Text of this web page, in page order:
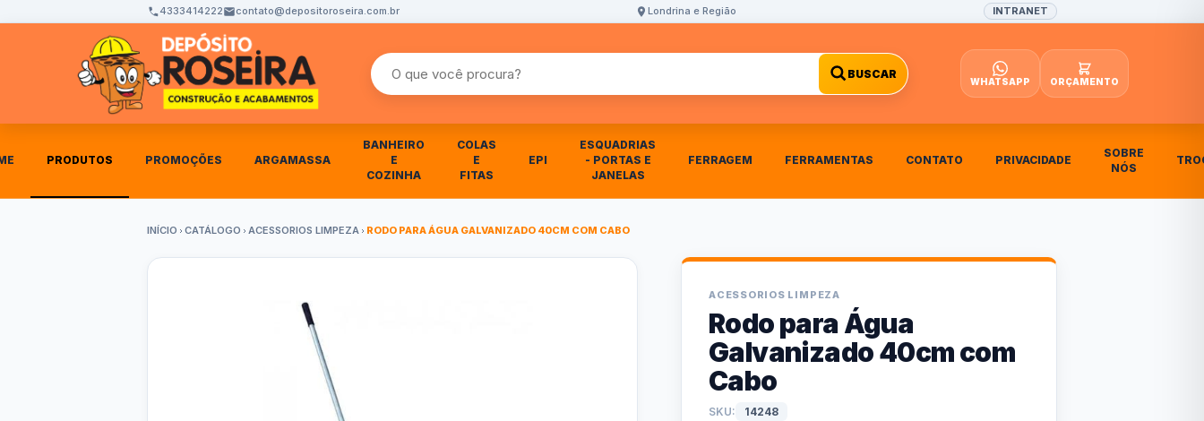
4333414222 contato@depositoroseira.com.br Londrina e Região INTRANET
Buscar produtos
BUSCAR
WHATSAPP ORÇAMENTO
PRODUTOS PROMOÇÕES ARGAMASSA
BANHEIRO
E
COZINHA
COLAS
E
FITAS
EPI
ESQUADRIAS
- PORTAS E
JANELAS
FERRAGEM FERRAMENTAS CONTATO PRIVACIDADE
SOBRE
NÓS
INÍCIO CATÁLOGO ACESSORIOS LIMPEZA RODO PARA ÁGUA GALVANIZADO 40CM COM CABO
ACESSORIOS LIMPEZA
Rodo para Água
Galvanizado 40cm com
Cabo
SKU: 14248